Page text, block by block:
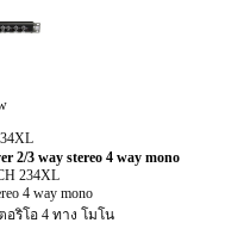
2/3 way stereo 4 way mono
234XL
4 way mono
อริโอ 4 ทาง โมโน